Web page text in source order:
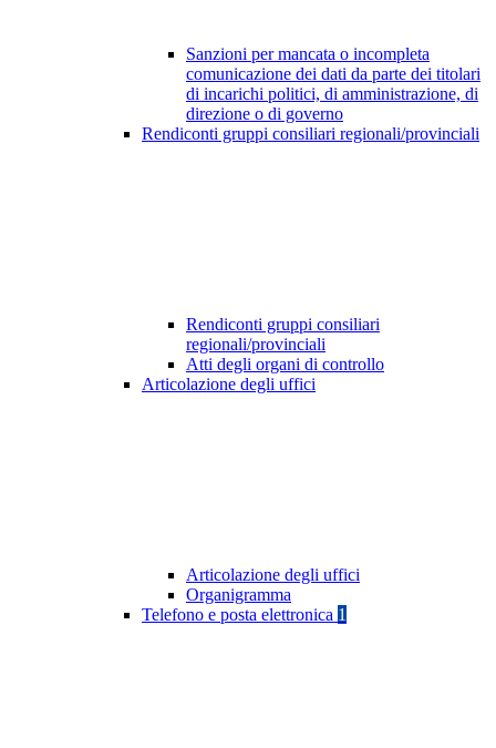
Sanzioni per mancata o incompleta
comunicazione dei dati da parte dei titolari
di incarichi politici, di amministrazione, di
direzione o di governo
Rendiconti gruppi consiliari regionali/provinciali
Rendiconti gruppi consiliari
regionali/provinciali
Atti degli organi di controllo
Articolazione degli uffici
Articolazione degli uffici
Organigramma
Telefono e posta elettronica 1